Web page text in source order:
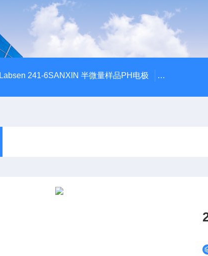
Labsen 241-6SANXIN 半微量样品PH电极 SDI-47手动